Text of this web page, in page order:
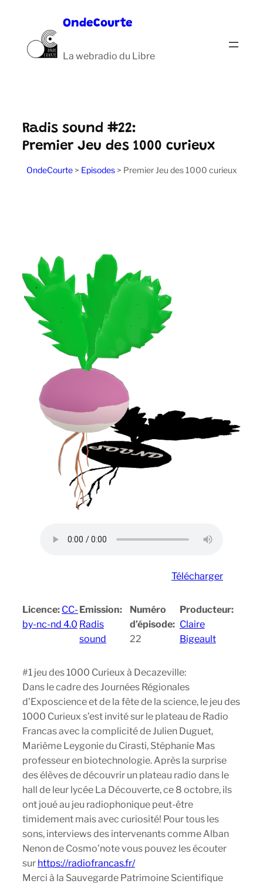
contenu
OndeCourte
La webradio du Libre
Radis sound #22:
Premier Jeu des 1000 curieux
OndeCourte> Episodes> Premier Jeu des 1000 curieux
Télécharger
Licence: CC-
by-nc-nd 4.0
Emission:
Radis
sound
Numéro
d’épisode:
22
Producteur:
Claire
Bigeault
#1 jeu des 1000 Curieux à Decazeville:
Dans le cadre des Journées Régionales
d’Exposcience et de la fête de la science, le jeu des
1000 Curieux s’est invité sur le plateau de Radio
Francas avec la complicité de Julien Duguet,
Marième Leygonie du Cirasti, Stéphanie Mas
professeur en biotechnologie. Après la surprise
des élèves de découvrir un plateau radio dans le
hall de leur lycée La Découverte, ce 8 octobre, ils
ont joué au jeu radiophonique peut-être
timidement mais avec curiosité! Pour tous les
sons, interviews des intervenants comme Alban
Nenon de Cosmo’note vous pouvez les écouter
sur https://radiofrancas.fr/
Merci à la Sauvegarde Patrimoine Scientifique